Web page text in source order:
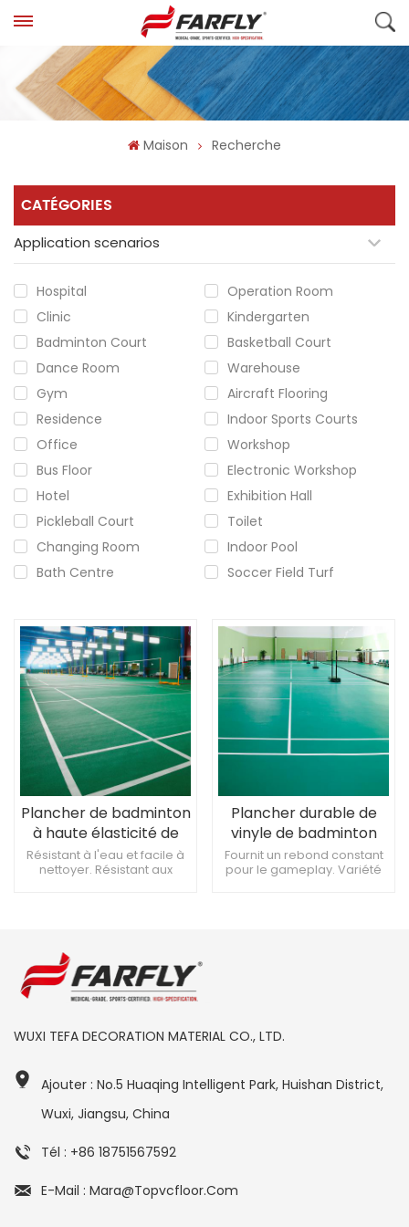
Maison Recherche
CATÉGORIES
Application scenarios
Hospital
Operation Room
Clinic
Kindergarten
Badminton Court
Basketball Court
Dance Room
Warehouse
Gym
Aircraft Flooring
Residence
Indoor Sports Courts
Office
Workshop
Bus Floor
Electronic Workshop
Hotel
Exhibition Hall
Pickleball Court
Toilet
Changing Room
Indoor Pool
Bath Centre
Soccer Field Turf
Plancher de badminton
à haute élasticité de
5,0 mm pour tous les
terrains
Résistant à l'eau et facile à
nettoyer. Résistant aux
Plancher durable de
vinyle de badminton
5.0mm
Fournit un rebond constant
pour le gameplay. Variété
WUXI TEFA DECORATION MATERIAL CO., LTD.
Ajouter : No.5 Huaqing Intelligent Park, Huishan District,
Wuxi, Jiangsu, China
Tél : +86 18751567592
E-Mail : Mara@topvcfloor.com